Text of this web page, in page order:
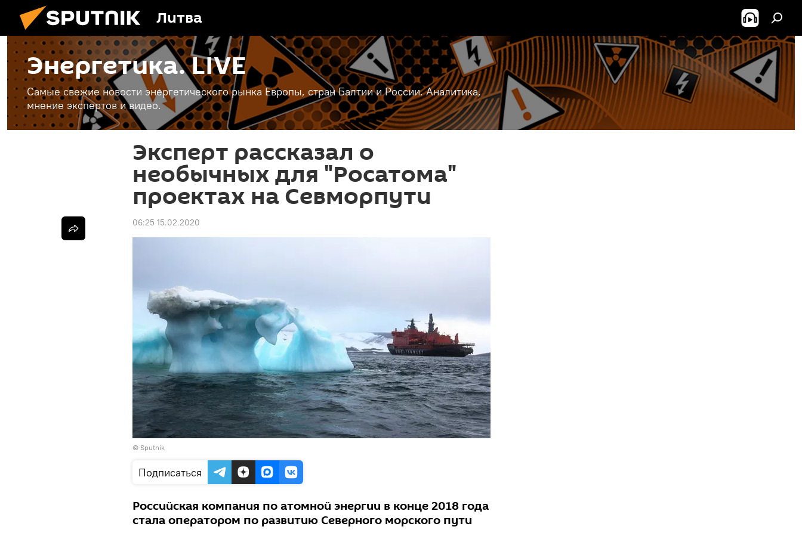
Литва
Энергетика. LIVE
Самые свежие новости энергетического рынка Европы, стран Балтии и России. Аналитика,
мнение экспертов и видео.
Эксперт рассказал о
необычных для "Росатома"
проектах на Севморпути
06:25 15.02.2020
© Sputnik
Подписаться
Российская компания по атомной энергии в конце 2018 года
стала оператором по развитию Северного морского пути